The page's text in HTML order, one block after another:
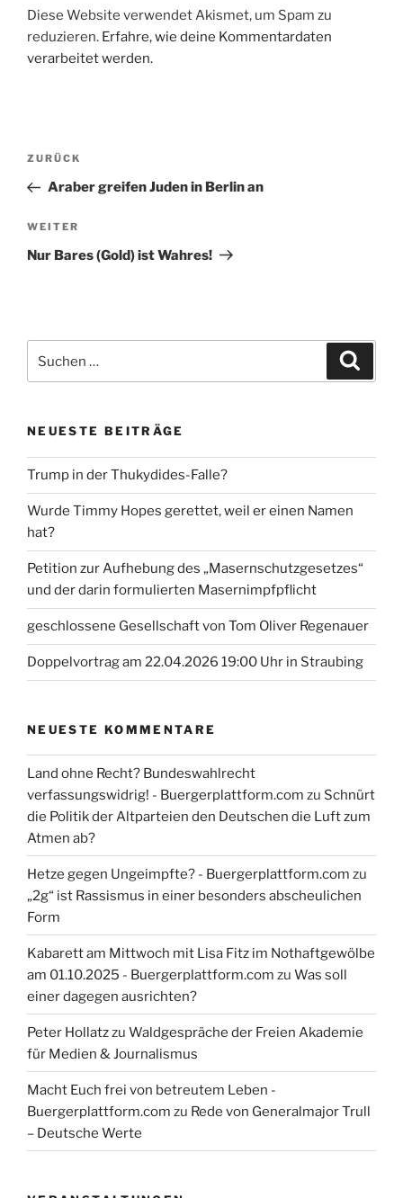
Diese Website verwendet Akismet, um Spam zu
reduzieren. Erfahre, wie deine Kommentardaten
verarbeitet werden.
Beitragsnavigation
Vorheriger
Beitrag
ZURÜCK
Araber greifen Juden in Berlin an
Nächster
Beitrag
WEITER
Nur Bares (Gold) ist Wahres!
nach:
NEUESTE BEITRÄGE
Trump in der Thukydides-Falle?
Wurde Timmy Hopes gerettet, weil er einen Namen
hat?
Petition zur Aufhebung des „Masernschutzgesetzes“
und der darin formulierten Masernimpfpflicht
geschlossene Gesellschaft von Tom Oliver Regenauer
Doppelvortrag am 22.04.2026 19:00 Uhr in Straubing
NEUESTE KOMMENTARE
Land ohne Recht? Bundeswahlrecht
verfassungswidrig! - Buergerplattform.com zu Schnürt
die Politik der Altparteien den Deutschen die Luft zum
Atmen ab?
Hetze gegen Ungeimpfte? - Buergerplattform.com zu
„2g“ ist Rassismus in einer besonders abscheulichen
Form
Kabarett am Mittwoch mit Lisa Fitz im Nothaftgewölbe
am 01.10.2025 - Buergerplattform.com zu Was soll
einer dagegen ausrichten?
Peter Hollatzzu Waldgespräche der Freien Akademie
für Medien & Journalismus
Macht Euch frei von betreutem Leben -
Buergerplattform.com zu Rede von Generalmajor Trull
– Deutsche Werte